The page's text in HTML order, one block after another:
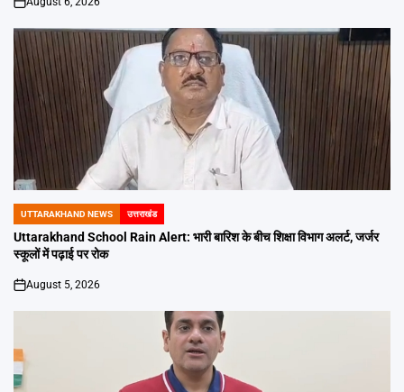
on
POSTED
IN
UTTARAKHAND NEWS उत्तराखंड
Uttarakhand School Rain Alert: भारी बारिश के बीच शिक्षा विभाग अलर्ट, जर्जर
स्कूलों में पढ़ाई पर रोक
on
August 5, 2026